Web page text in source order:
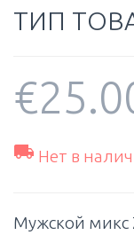
ТИП
€
 Нет в
Мужской микс